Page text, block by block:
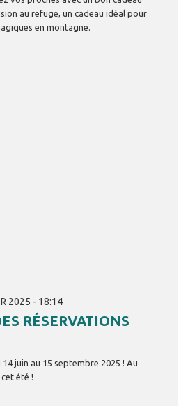
au refuge, un cadeau idéal pour
en montagne.
2025 - 18:14
RÉSERVATIONS
14 juin au 15 septembre 2025 ! Au
cet été !